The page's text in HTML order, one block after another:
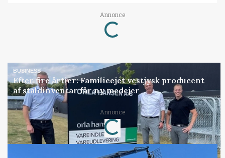
Annonce
Loading...
BUSINESS
Efter fire årtier: Familieejet vestjysk producent
af staldinventar får ny medejer
Annonce
Loading...